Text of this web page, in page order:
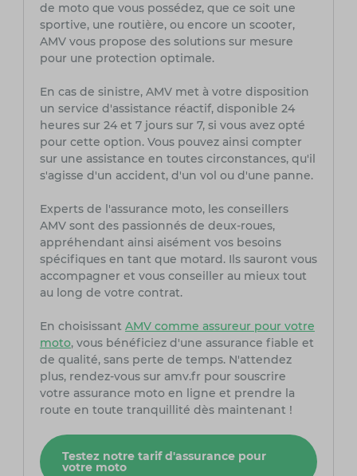
de moto que vous possédez, que ce soit une
sportive, une routière, ou encore un scooter,
AMV vous propose des solutions sur mesure
pour une protection optimale.
En cas de sinistre, AMV met à votre disposition
un service d'assistance réactif, disponible 24
heures sur 24 et 7 jours sur 7, si vous avez opté
pour cette option. Vous pouvez ainsi compter
sur une assistance en toutes circonstances, qu'il
s'agisse d'un accident, d'un vol ou d'une panne.
Experts de l'assurance moto, les conseillers
AMV sont des passionnés de deux-roues,
appréhendant ainsi aisément vos besoins
spécifiques en tant que motard. Ils sauront vous
accompagner et vous conseiller au mieux tout
au long de votre contrat.
En choisissant AMV comme assureur pour votre
moto, vous bénéficiez d'une assurance fiable et
de qualité, sans perte de temps. N'attendez
plus, rendez-vous sur amv.fr pour souscrire
votre assurance moto en ligne et prendre la
route en toute tranquillité dès maintenant !
Testez notre tarif d'assurance pour
votre moto